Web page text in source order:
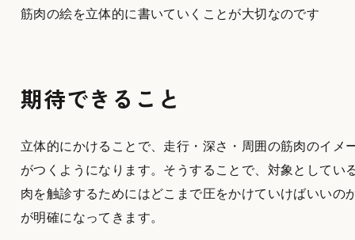
筋肉の絵を立体的に書いていくことが大切なのです
期待できること
立体的にかけることで、走行・深さ・周囲の筋肉のイメ
がつくようになります。そうすることで、対象としてい
肉を触診するためにはどこまで圧をかけていけばいいの
が明確になってきます。